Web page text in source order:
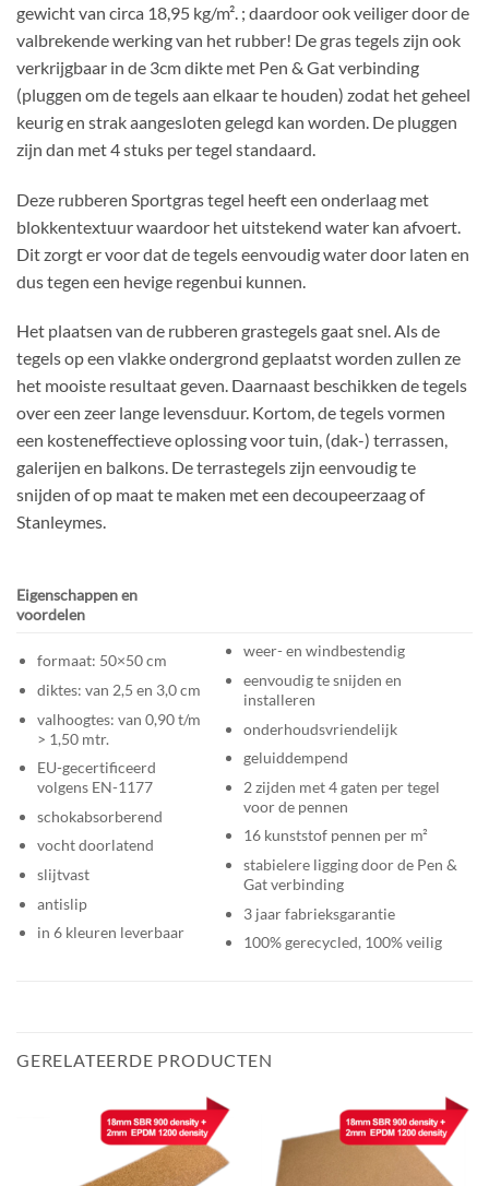
gewicht van circa 18,95 kg/m². ; daardoor ook veiliger door de
valbrekende werking van het rubber! De gras tegels zijn ook
verkrijgbaar in de 3cm dikte met Pen & Gat verbinding
(pluggen om de tegels aan elkaar te houden) zodat het geheel
keurig en strak aangesloten gelegd kan worden. De pluggen
zijn dan met 4 stuks per tegel standaard.
Deze rubberen Sportgras tegel heeft een onderlaag met
blokkentextuur waardoor het uitstekend water kan afvoert.
Dit zorgt er voor dat de tegels eenvoudig water door laten en
dus tegen een hevige regenbui kunnen.
Het plaatsen van de rubberen grastegels gaat snel. Als de
tegels op een vlakke ondergrond geplaatst worden zullen ze
het mooiste resultaat geven. Daarnaast beschikken de tegels
over een zeer lange levensduur. Kortom, de tegels vormen
een kosteneffectieve oplossing voor tuin, (dak-) terrassen,
galerijen en balkons. De terrastegels zijn eenvoudig te
snijden of op maat te maken met een decoupeerzaag of
Stanleymes.
Eigenschappen en
voordelen
formaat: 50×50 cm
diktes: van 2,5 en 3,0 cm
valhoogtes: van 0,90 t/m
> 1,50 mtr.
EU-gecertificeerd
volgens EN-1177
schokabsorberend
vocht doorlatend
slijtvast
antislip
in 6 kleuren leverbaar
weer- en windbestendig
eenvoudig te snijden en
installeren
onderhoudsvriendelijk
geluiddempend
2 zijden met 4 gaten per tegel
voor de pennen
16 kunststof pennen per m²
stabielere ligging door de Pen &
Gat verbinding
3 jaar fabrieksgarantie
100% gerecycled, 100% veilig
GERELATEERDE PRODUCTEN